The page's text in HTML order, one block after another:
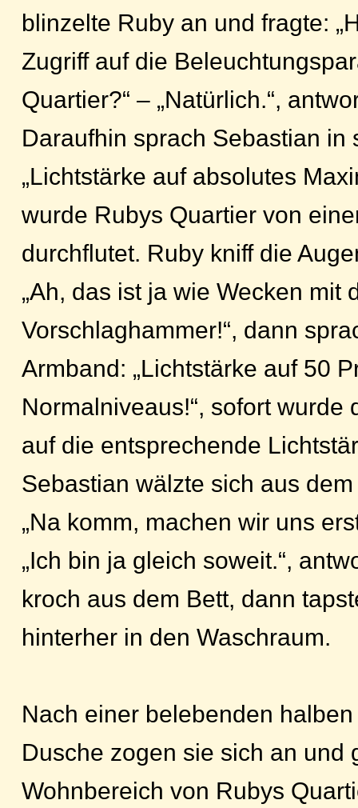
blinzelte Ruby an und fragte:
Zugriff auf die
Quartier?“ – „Natürlich.“,
Daraufhin sprach Sebastian in
„Lichtstärke auf absolutes
wurde Rubys Quartier von
durchflutet. Ruby kniff die
„Ah, das ist ja wie Wecken mit
Vorschlaghammer!“, dann
Armband: „Lichtstärke auf 50
Normalniveaus!“, sofort wurde
auf die entsprechende
Sebastian wälzte sich aus
„Na komm, machen wir uns
„Ich bin ja gleich soweit.“,
kroch aus dem Bett, dann
hinterher in den Waschraum.
Nach einer belebenden
Dusche zogen sie sich an und
Wohnbereich von Rubys